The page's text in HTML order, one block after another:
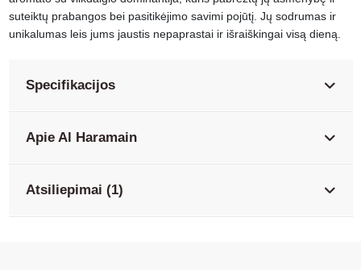
suteiktų prabangos bei pasitikėjimo savimi pojūtį. Jų sodrumas ir
unikalumas leis jums jaustis nepaprastai ir išraiškingai visą dieną.
Specifikacijos
Apie Al Haramain
Atsiliepimai (1)